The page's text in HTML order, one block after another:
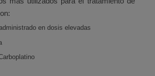
en dosis elevadas